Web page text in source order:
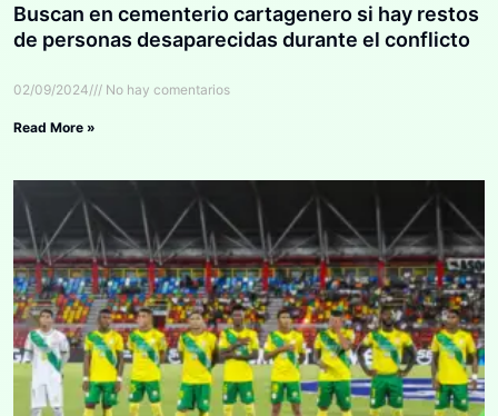
Buscan en cementerio cartagenero si hay restos
de personas desaparecidas durante el conflicto
02/09/2024 No hay comentarios
Read More »